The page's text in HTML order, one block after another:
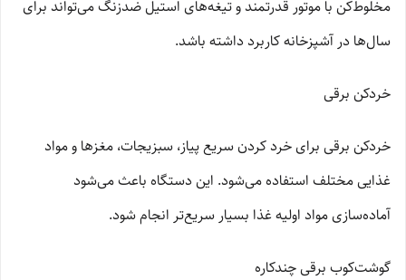
مخلوط‌کن با موتور قدرتمند و تیغه‌های استیل ضدزنگ می‌تواند برای
سال‌ها در آشپزخانه کاربرد داشته باشد.
خردکن برقی
خردکن برقی برای خرد کردن سریع پیاز، سبزیجات، مغزها و مواد
غذایی مختلف استفاده می‌شود. این دستگاه باعث می‌شود
آماده‌سازی مواد اولیه غذا بسیار سریع‌تر انجام شود.
گوشت‌کوب برقی چندکاره